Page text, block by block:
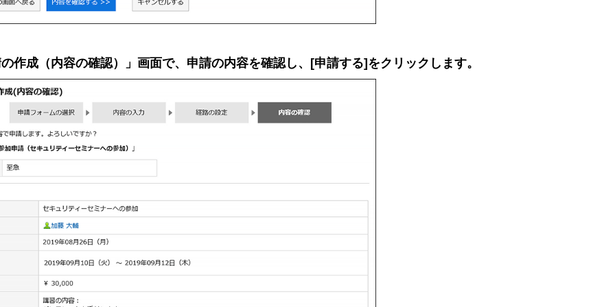
作成（内容の確認）」画面で、申請の内容を確認し、[申請する]をクリックします。